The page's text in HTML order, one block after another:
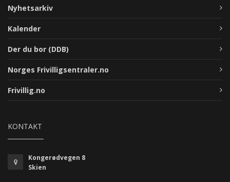
Nyhetsarkiv
Kalender
Der du bor (DDB)
Norges Frivilligsentraler.no
Frivillig.no
KONTAKT
Kongerødvegen 8
Skien